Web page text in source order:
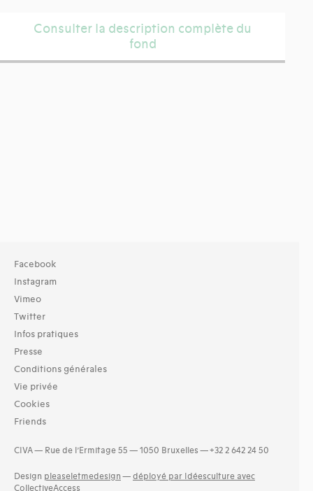
Consulter la description complète du
fond
Facebook
Instagram
Vimeo
Twitter
Infos pratiques
Presse
Conditions générales
Vie privée
Cookies
Friends
CIVA — Rue de l’Ermitage 55 — 1050 Bruxelles — +32 2 642 24 50
Design pleaseletmedesign — déployé par Idéesculture avec
CollectiveAccess